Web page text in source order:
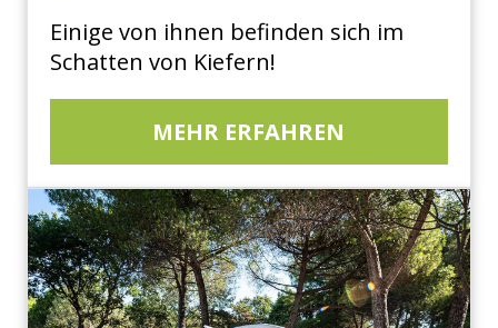
Einige von ihnen befinden sich im
Schatten von Kiefern!
MEHR ERFAHREN